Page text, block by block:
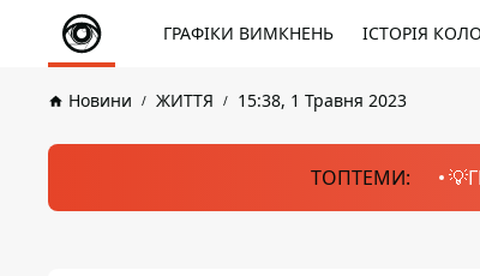
ГРАФІКИ ВИМКНЕНЬ ІСТОРІЯ
Новини ЖИТТЯ 15:38, 1 Травня 2023
ТОПТЕМИ: